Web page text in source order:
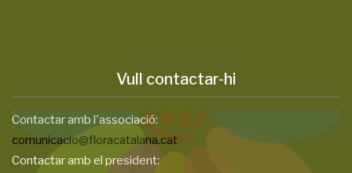
Vull contactar-hi
Contactar amb l'associació:
comunicacio@floracatalana.cat
Contactar amb el president: